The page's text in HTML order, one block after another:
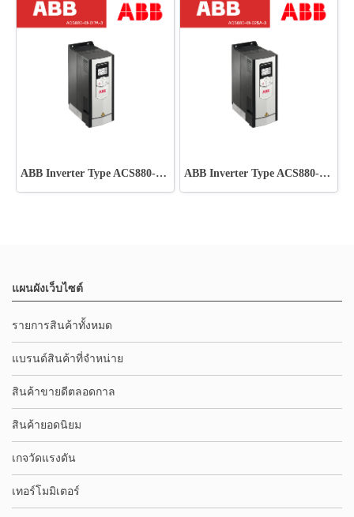
ABB Inverter Type ACS880-01-017A-3 ABB Inverter Type ACS880-01-025A-3
แผนผังเว็บไซต์
รายการสินค้าทั้งหมด
แบรนด์สินค้าที่จำหน่าย
สินค้าขายดีตลอดกาล
สินค้ายอดนิยม
เกจวัดแรงดัน
เทอร์โมมิเตอร์